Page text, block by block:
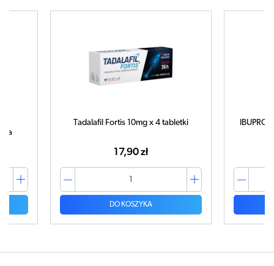
Tadalafil Fortis 10mg x 4 tabletki
17,90 zł
DO KOSZYKA
IBUPROM